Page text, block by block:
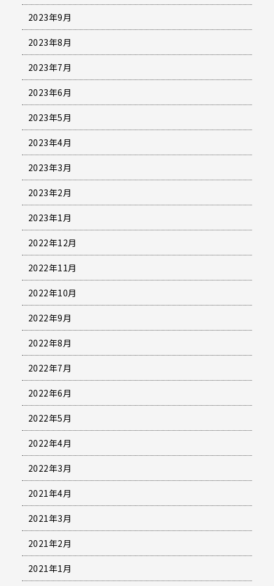
2023年9月
2023年8月
2023年7月
2023年6月
2023年5月
2023年4月
2023年3月
2023年2月
2023年1月
2022年12月
2022年11月
2022年10月
2022年9月
2022年8月
2022年7月
2022年6月
2022年5月
2022年4月
2022年3月
2021年4月
2021年3月
2021年2月
2021年1月